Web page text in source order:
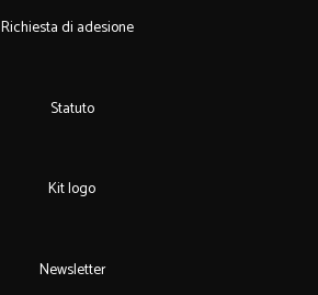
Richiesta di adesione
Statuto
Kit logo
Newsletter